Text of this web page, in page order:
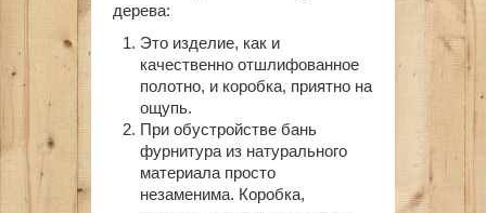
дерева:
Это изделие, как и
качественно отшлифованное
полотно, и коробка, приятно на
ощупь.
При обустройстве бань
фурнитура из натурального
материала просто
незаменима. Коробка,